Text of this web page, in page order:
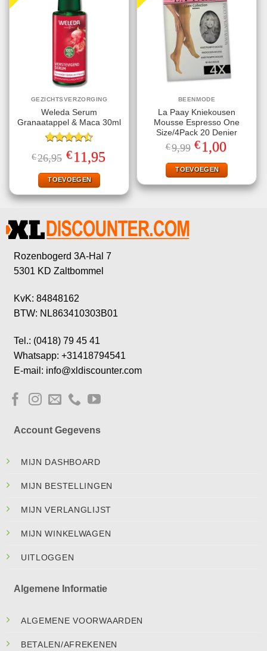
GEZICHTSVERZORGING
Weleda Serum
Granaatappel & Maca 30ml
Gewaardeerd
4.50uit 5
€26,95 Oorspronkelijke
prijs
was:
€26,95.
€11,95prijs
TOEVOEGEN
BEENMODE
La Paay Kniekousen
Mousse Espresso One
Size/4Pack 20 Denier
€9,99 Oorspronkelijke
prijs
was:
€9,99.
€1,00
is:
€1,00.
TOEVOEGEN
Rozenbogerd 3A-Hal 7
5301 KD Zaltbommel
KvK: 84848162
BTW: NL863410303B01
Tel.: (0418) 79 45 41
Whatsapp: +31418794541
E-mail: info@xldiscounter.com
Account Gegevens
MIJN DASHBOARD
MIJN BESTELLINGEN
MIJN VERLANGLIJST
MIJN WINKELWAGEN
UITLOGGEN
Algemene Informatie
ALGEMENE VOORWAARDEN
BETALEN/AFREKENEN